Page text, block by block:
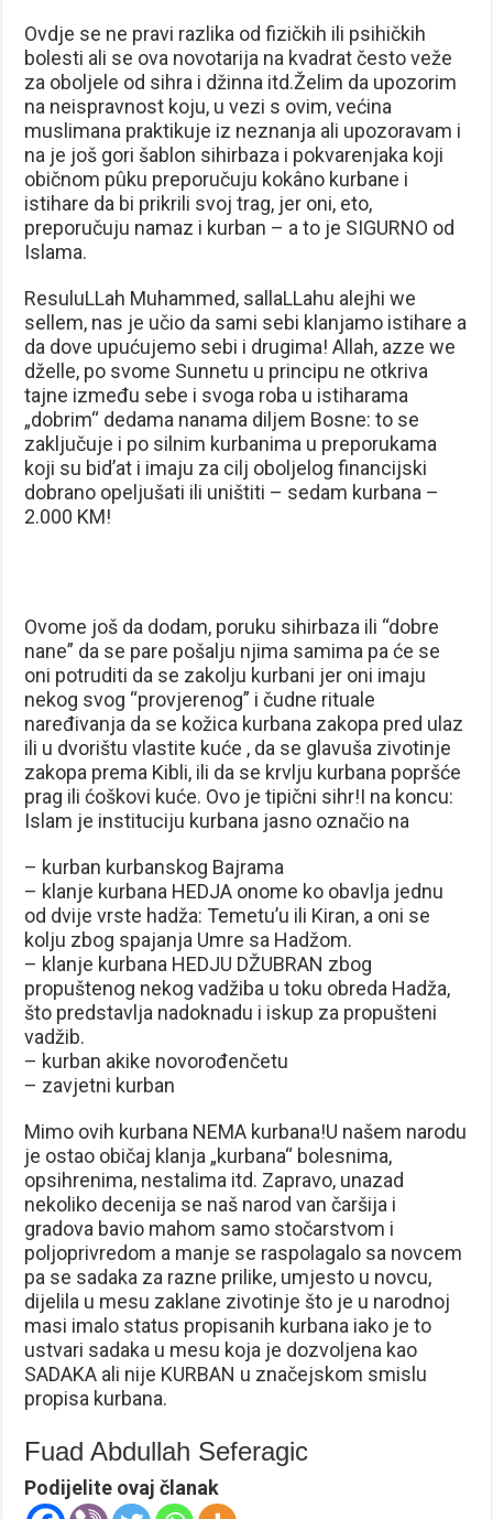
Ovdje se ne pravi razlika od fizičkih ili psihičkih
bolesti ali se ova novotarija na kvadrat često veže
za oboljele od sihra i džinna itd.Želim da upozorim
na neispravnost koju, u vezi s ovim, većina
muslimana praktikuje iz neznanja ali upozoravam i
na je još gori šablon sihirbaza i pokvarenjaka koji
običnom pûku preporučuju kokâno kurbane i
istihare da bi prikrili svoj trag, jer oni, eto,
preporučuju namaz i kurban – a to je SIGURNO od
Islama.
ResuluLLah Muhammed, sallaLLahu alejhi we
sellem, nas je učio da sami sebi klanjamo istihare a
da dove upućujemo sebi i drugima! Allah, azze we
dželle, po svome Sunnetu u principu ne otkriva
tajne između sebe i svoga roba u istiharama
„dobrim“ dedama nanama diljem Bosne: to se
zaključuje i po silnim kurbanima u preporukama
koji su bid’at i imaju za cilj oboljelog financijski
dobrano opeljušati ili uništiti – sedam kurbana –
2.000 KM!
Ovome još da dodam, poruku sihirbaza ili “dobre
nane” da se pare pošalju njima samima pa će se
oni potruditi da se zakolju kurbani jer oni imaju
nekog svog “provjerenog” i čudne rituale
naređivanja da se kožica kurbana zakopa pred ulaz
ili u dvorištu vlastite kuće , da se glavuša zivotinje
zakopa prema Kibli, ili da se krvlju kurbana popršće
prag ili ćoškovi kuće. Ovo je tipični sihr!I na koncu:
Islam je instituciju kurbana jasno označio na
– kurban kurbanskog Bajrama
– klanje kurbana HEDJA onome ko obavlja jednu
od dvije vrste hadža: Temetu’u ili Kiran, a oni se
kolju zbog spajanja Umre sa Hadžom.
– klanje kurbana HEDJU DŽUBRAN zbog
propuštenog nekog vadžiba u toku obreda Hadža,
što predstavlja nadoknadu i iskup za propušteni
vadžib.
– kurban akike novorođenčetu
– zavjetni kurban
Mimo ovih kurbana NEMA kurbana!U našem narodu
je ostao običaj klanja „kurbana“ bolesnima,
opsihrenima, nestalima itd. Zapravo, unazad
nekoliko decenija se naš narod van čaršija i
gradova bavio mahom samo stočarstvom i
poljoprivredom a manje se raspolagalo sa novcem
pa se sadaka za razne prilike, umjesto u novcu,
dijelila u mesu zaklane zivotinje što je u narodnoj
masi imalo status propisanih kurbana iako je to
ustvari sadaka u mesu koja je dozvoljena kao
SADAKA ali nije KURBAN u značejskom smislu
propisa kurbana.
Fuad Abdullah Seferagic
Podijelite ovaj članak